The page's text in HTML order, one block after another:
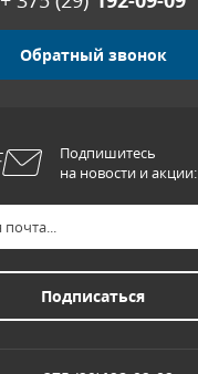
Обратный звонок
Подпишитесь
на новости и акции: